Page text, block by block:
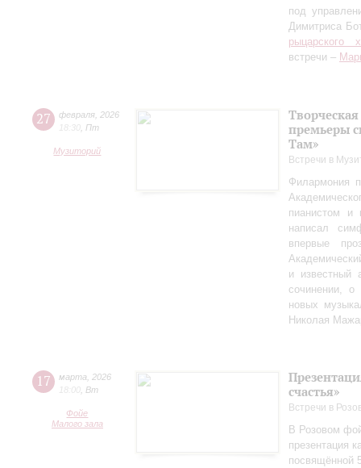
под
Димитриса
рыцарского
встречи –
27 февраля 2026
18:30 Пт
Музиторий
премьеры
Там»
Встречи в
Филармония
пианистом и
написал
впервые
и известный
сочинении,
новых
Николая
17 марта
2026
18:00 Вт
Фойе
Малого зала
счастья»
Встречи в
В Розовом
презентация
посвящённой